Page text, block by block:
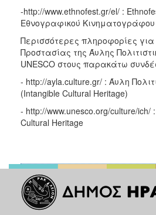
-http://www.ethnofest.gr/el/ :
Εθνογραφικού
Περισσότερες πληροφορίες
Προστασίας της Άυλης
UNESCO στους παρακάτω
- http://ayla.culture.gr/ : Άυλη
(Intangible Cultural Heritage)
- http://www.unesco.org/culture/ich/
Cultural Heritage